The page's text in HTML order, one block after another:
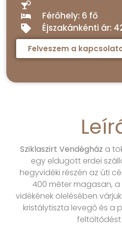
Férőhely: 6 fő
Éjszakánkénti ár:
Felveszem a
Sziklaszirt Vendégház a
egy eldugott erdei
hegyvidéki részén az úti
400 méter magasan,
vidékének ölelésében
kristálytiszta levegő és
feltöltődést